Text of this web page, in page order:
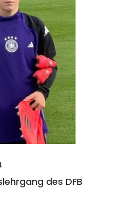
des DFB